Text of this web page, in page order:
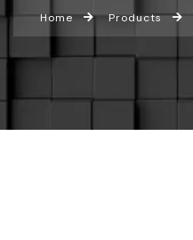
Home Products